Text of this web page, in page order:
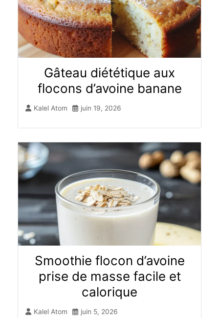
Gâteau diététique aux
flocons d’avoine banane​
Kalel Atom juin 19, 2026
Smoothie flocon d’avoine
prise de masse facile et
calorique
Kalel Atom juin 5, 2026